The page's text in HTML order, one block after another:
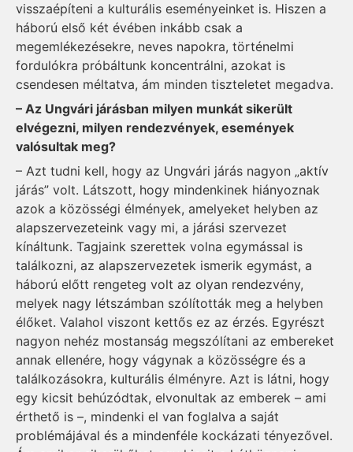
visszaépíteni a kulturális eseményeinket is. Hiszen a
háború első két évében inkább csak a
megemlékezésekre, neves napokra, történelmi
fordulókra próbáltunk koncentrálni, azokat is
csendesen méltatva, ám minden tiszteletet megadva.
– Az Ungvári járásban milyen munkát sikerült
elvégezni, milyen rendezvények, események
valósultak meg?
– Azt tudni kell, hogy az Ungvári járás nagyon „aktív
járás” volt. Látszott, hogy mindenkinek hiányoznak
azok a közösségi élmények, amelyeket helyben az
alapszervezeteink vagy mi, a járási szervezet
kínáltunk. Tagjaink szerettek volna egymással is
találkozni, az alapszervezetek ismerik egymást, a
háború előtt rengeteg volt az olyan rendezvény,
melyek nagy létszámban szólították meg a helyben
élőket. Valahol viszont kettős ez az érzés. Egyrészt
nagyon nehéz mostanság megszólítani az embereket
annak ellenére, hogy vágynak a közösségre és a
találkozásokra, kulturális élményre. Azt is látni, hogy
egy kicsit behúzódtak, elvonultak az emberek – ami
érthető is –, mindenki el van foglalva a saját
problémájával és a mindenféle kockázati tényezővel.